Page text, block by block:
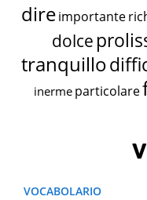
dire importante
dolce
tranquillo
inerme particolare
VOCABOLARIO